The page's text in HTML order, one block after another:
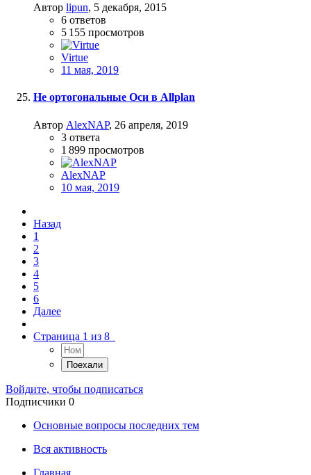
Автор lipun, 5 декабря, 2015
6 ответов
5 155 просмотров
Virtue
11 мая, 2019
Не ортогональные Оси в Allplan
Автор AlexNAP, 26 апреля, 2019
3 ответа
1 899 просмотров
AlexNAP
10 мая, 2019
Назад
1
2
3
4
5
6
Далее
Страница 1 из 8
Войдите, чтобы подписаться
Подписчики 0
Основные вопросы последних тем
Вся активность
Главная